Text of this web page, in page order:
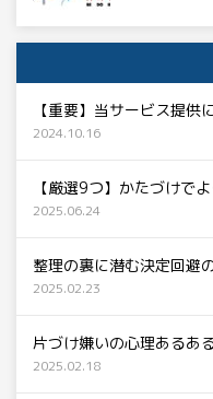
【重要】当サービス提供
2024.10.16
【厳選9つ】かたづけで
2025.06.24
整理の裏に潜む決定回避
2025.02.23
片づけ嫌いの心理あるあ
2025.02.18